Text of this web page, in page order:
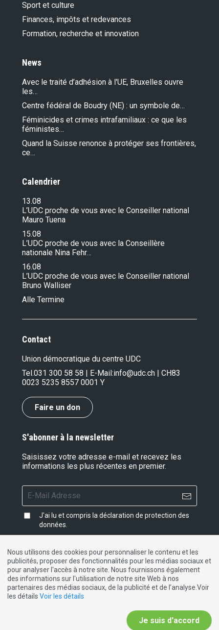
Sport et culture
Finances, impôts et redevances
Formation, recherche et innovation
News
Avec le traité d’adhésion à l'UE, Bruxelles ouvre
les…
Centre fédéral de Boudry (NE) : un symbole de…
Féminicides et crimes intrafamiliaux : ce que les
féministes…
Quand la Suisse renonce à protéger ses frontières,
ce…
Calendrier
13.08
L’UDC proche de vous avec le Conseiller national
Mauro Tuena
15.08
L’UDC proche de vous avec la Conseillère
nationale Nina Fehr…
16.08
L’UDC proche de vous avec le Conseiller national
Bruno Walliser
Alle Termine
Contact
Union démocratique du centre UDC
Tel.031 300 58 58 | E-Mail:info@udc.ch | CH83
0023 5235 8557 0001 Y
Faire un don
S'abonner à la newsletter
Saisissez votre adresse e-mail et recevez les
informations les plus récentes en premier.
J'ai lu et compris la déclaration de protection des
données
Impressum| Protection des données|Contact
DE FR IT
Nous utilisons des cookies pour personnaliser le contenu et les
publicités, proposer des fonctionnalités pour les médias sociaux et
pour analyser l'accès à notre site. Nous fournissons également
des informations sur l'utilisation de notre site Web à nos
partenaires des médias sociaux, de la publicité et de l’analyse.Voir
les détails Voir les détails
Je suis d'accord